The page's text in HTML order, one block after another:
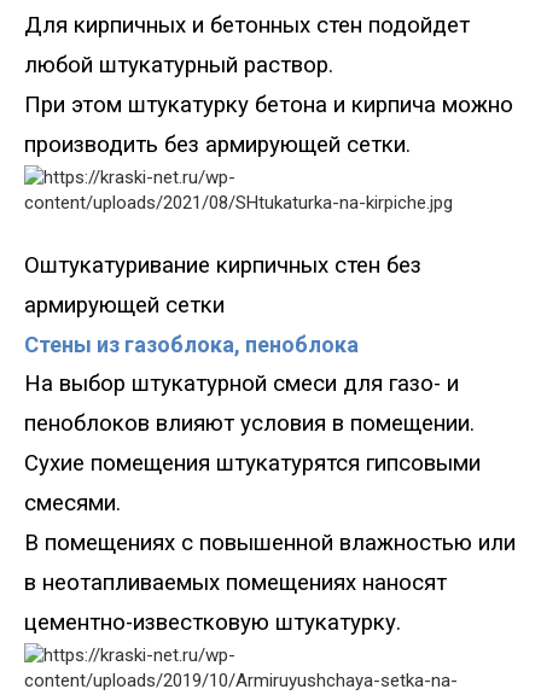
Для кирпичных и бетонных стен подойдет
любой штукатурный раствор.
При этом штукатурку бетона и кирпича можно
производить без армирующей сетки.
Оштукатуривание кирпичных стен без
армирующей сетки
Стены из газоблока, пеноблока
На выбор штукатурной смеси для газо- и
пеноблоков влияют условия в помещении.
Сухие помещения штукатурятся гипсовыми
смесями.
В помещениях с повышенной влажностью или
в неотапливаемых помещениях наносят
цементно-известковую штукатурку.